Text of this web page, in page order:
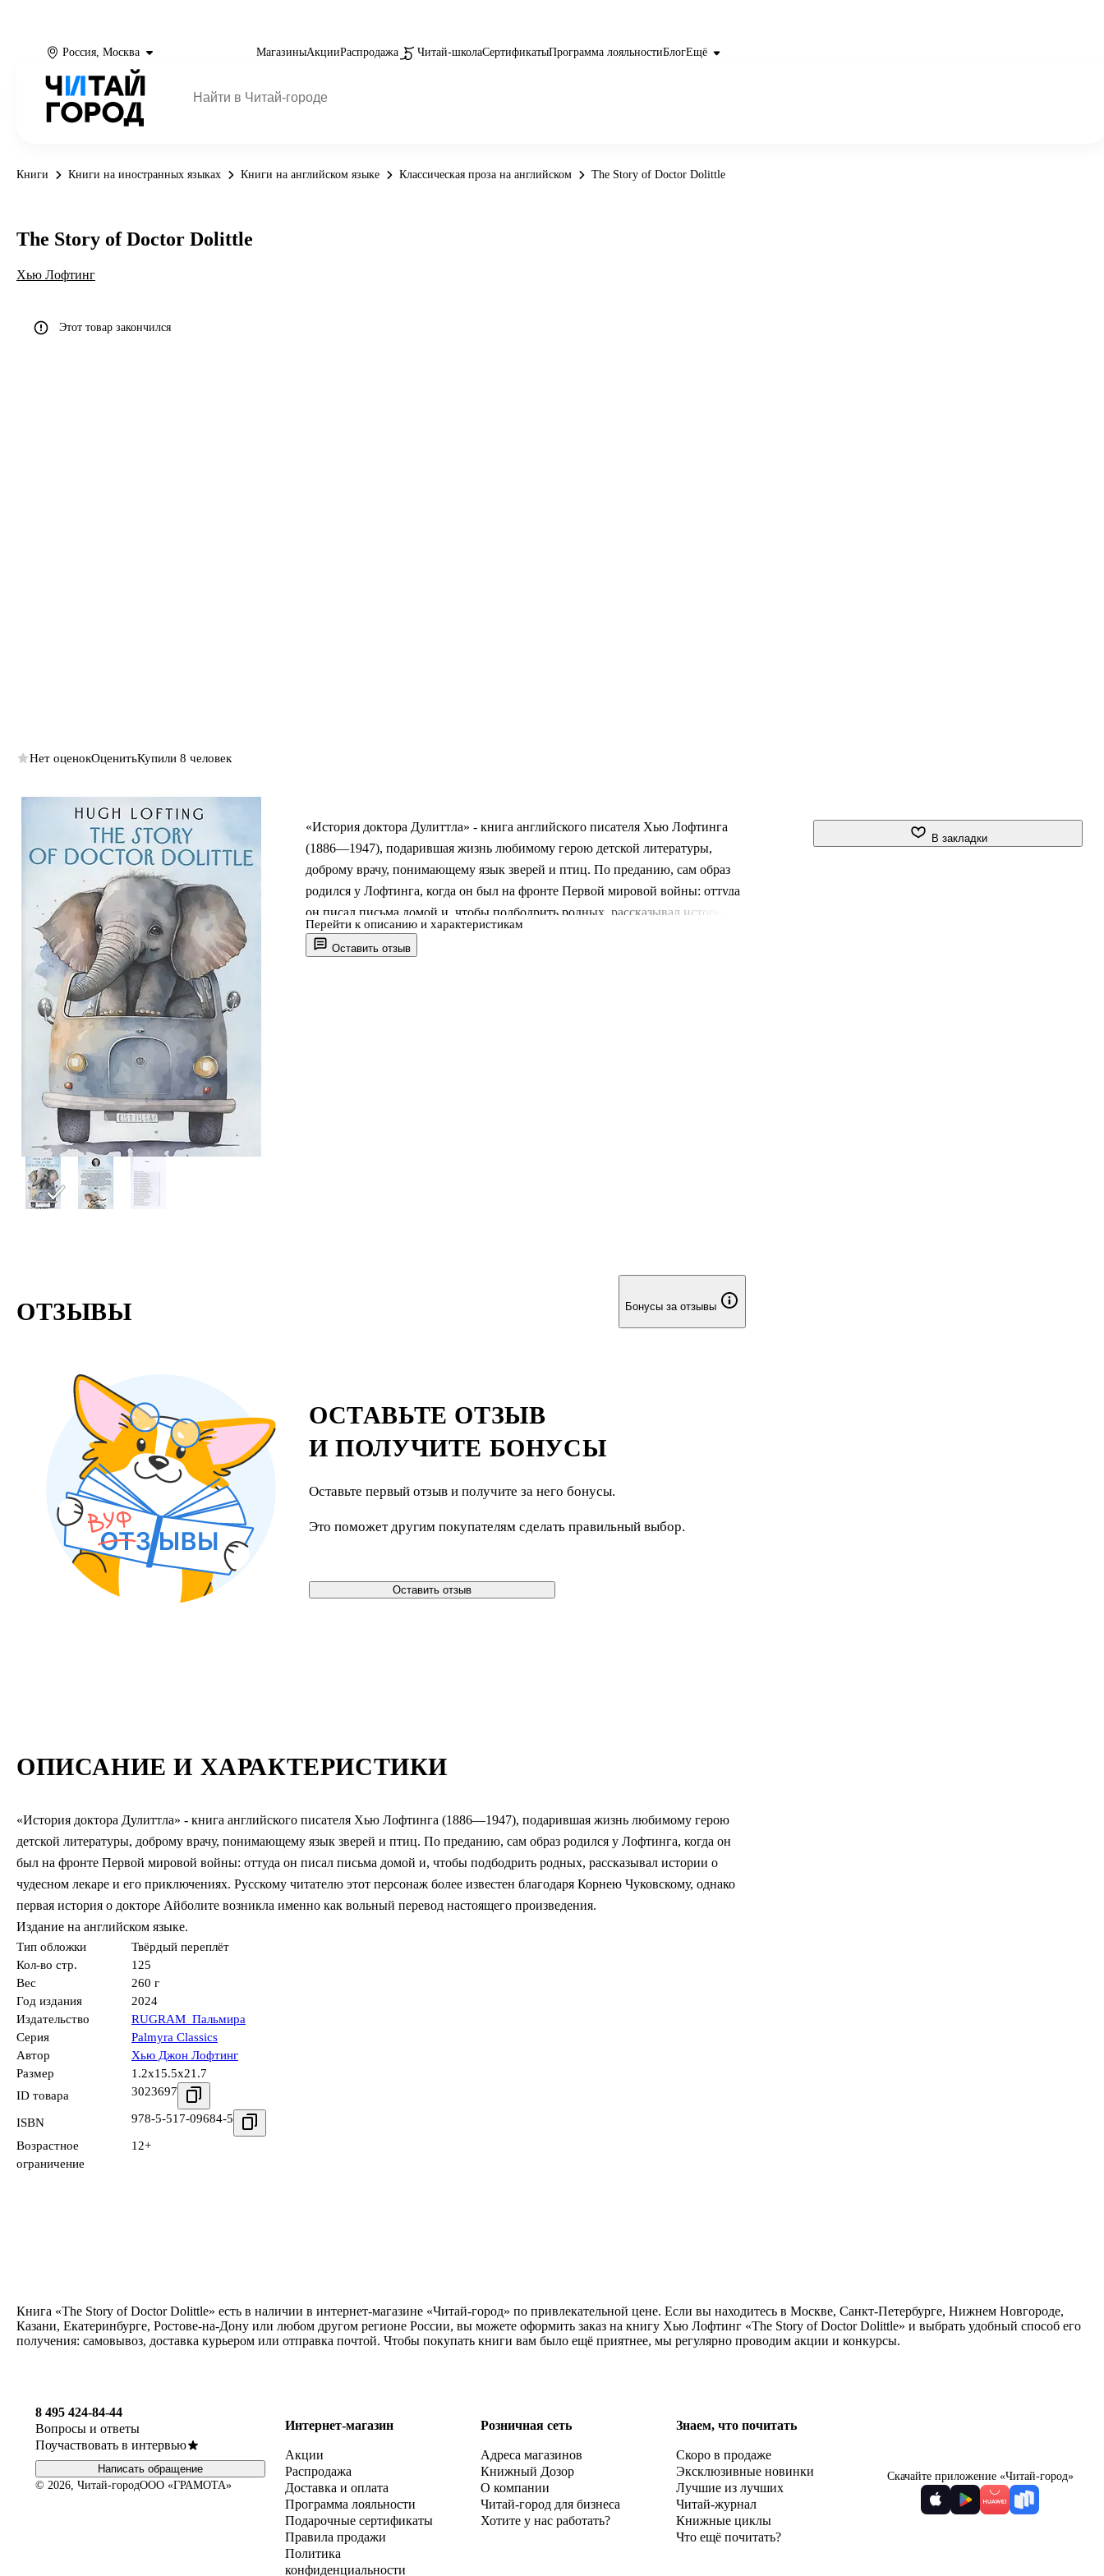
Россия, Москва МагазиныАкцииРаспродажа Читай-школаСертификатыПрограмма лояльностиБлогЕщё
Книги Книги на иностранных языках Книги на английском языке Классическая проза на английском The Story of Doctor Dolittle
Оставить отзыв
«История доктора Дулиттла» - книга английского писателя Хью Лофтинга
(1886—1947), подарившая жизнь любимому герою детской литературы,
доброму врачу, понимающему язык зверей и птиц. По преданию, сам образ
родился у Лофтинга, когда он был на фронте Первой мировой войны: оттуда
он писал письма домой и, чтобы подбодрить родных, рассказывал истории о
чудесном лекаре и его приключениях. Русскому читателю этот персонаж
более известен благодаря Корнею Чуковскому, однако первая история о
Перейти к описанию и характеристикам
The Story of Doctor Dolittle
Хью Лофтинг
Этот товар закончился
Нет оценокОценитьКупили 8 человек
В закладки
ОПИСАНИЕ И ХАРАКТЕРИСТИКИ
«История доктора Дулиттла» - книга английского писателя Хью Лофтинга (1886—1947), подарившая жизнь любимому герою
детской литературы, доброму врачу, понимающему язык зверей и птиц. По преданию, сам образ родился у Лофтинга, когда он
был на фронте Первой мировой войны: оттуда он писал письма домой и, чтобы подбодрить родных, рассказывал истории о
чудесном лекаре и его приключениях. Русскому читателю этот персонаж более известен благодаря Корнею Чуковскому, однако
первая история о докторе Айболите возникла именно как вольный перевод настоящего произведения.
Издание на английском языке.
Тип обложки
Твёрдый переплёт
Кол-во стр.
125
Вес
260 г
Год издания
2024
Издательство
RUGRAM_Пальмира
Серия
Palmyra Classics
Автор
Хью Джон Лофтинг
Размер
1.2x15.5x21.7
ID товара
3023697
ISBN 978-5-517-09684-5
Возрастное
ограничение
12+
ОТЗЫВЫ Бонусы за отзывы
ОСТАВЬТЕ ОТЗЫВ
И ПОЛУЧИТЕ БОНУСЫ
Оставьте первый отзыв и получите за него бонусы.
Это поможет другим покупателям сделать правильный выбор.
Оставить отзыв
Книга «The Story of Doctor Dolittle» есть в наличии в интернет-магазине «Читай-город» по привлекательной цене. Если вы находитесь в Москве, Санкт-Петербурге, Нижнем Новгороде,
Казани, Екатеринбурге, Ростове-на-Дону или любом другом регионе России, вы можете оформить заказ на книгу Хью Лофтинг «The Story of Doctor Dolittle» и выбрать удобный способ его
получения: самовывоз, доставка курьером или отправка почтой. Чтобы покупать книги вам было ещё приятнее, мы регулярно проводим акции и конкурсы.
8 495 424-84-44
Вопросы и ответы
Поучаствовать в интервью
Написать обращение
© 2026, Читай-городООО «ГРАМОТА»
Интернет-магазин
Акции
Распродажа
Доставка и оплата
Программа лояльности
Подарочные сертификаты
Правила продажи
Политика
конфиденциальности
Розничная сеть
Адреса магазинов
Книжный Дозор
О компании
Читай-город для бизнеса
Хотите у нас работать?
Знаем, что почитать
Скоро в продаже
Эксклюзивные новинки
Лучшие из лучших
Читай-журнал
Книжные циклы
Что ещё почитать?
Скачайте приложение «Читай-город»